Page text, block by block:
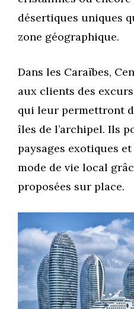
désertiques uniques
zone géographique.
Dans les Caraïbes,
aux clients des
qui leur permettront
îles de l’archipel. Ils
paysages exotiques
mode de vie local
proposées sur place.